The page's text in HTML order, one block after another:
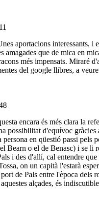
aportacions interessants, i
amagades que de mica en
més impensats. Miraré
del google llibres, a
encara és més clara la
possibilitat d'equívoc gràcies
persona en qüestió passi pels
Bearn o el de Benasc) i se li
i des d'allí, cal entendre que
on un capità l'estarà
de Pals entre l'època dels
alçades, és